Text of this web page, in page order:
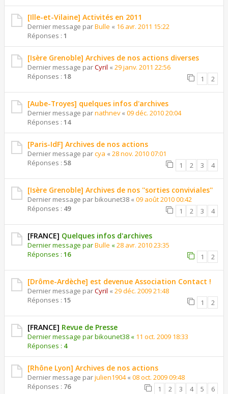
[Ille-et-Vilaine] Activités en 2011
Dernier message parBulle « 16 avr. 2011 15:22
Réponses : 1
[Isère Grenoble] Archives de nos actions diverses
Dernier message parCyril « 29 janv. 2011 22:56
Réponses : 18 1 2
[Aube-Troyes] quelques infos d'archives
Dernier message parnathnev« 09 déc. 2010 20:04
Réponses : 14
[Paris-IdF] Archives de nos actions
Dernier message parcya « 28 nov. 2010 07:01
Réponses : 58 1 2 3 4
[Isère Grenoble] Archives de nos ''sorties conviviales''
Dernier message par bikounet38 « 09 août 2010 00:42
Réponses : 49 1 2 3 4
[FRANCE] Quelques infos d'archives
Dernier message parBulle «28 avr. 2010 23:35
Réponses : 16 1 2
[Drôme-Ardèche] est devenue Association Contact !
Dernier message parCyril « 29 déc. 2009 21:48
Réponses : 15 1 2
[FRANCE] Revue de Presse
Dernier message parbikounet38 « 11 oct. 2009 18:33
Réponses : 4
[Rhône Lyon] Archives de nos actions
Dernier message parjulien1904« 08 oct. 2009 09:48
Réponses : 76 1 2 3 4 5 6